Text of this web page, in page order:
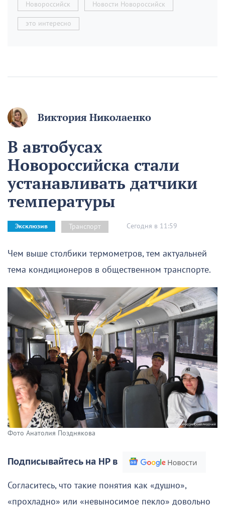
Новороссийск Новости Новороссийск
это интересно
Виктория Николаенко
В автобусах
Новороссийска стали
устанавливать датчики
температуры
Эксклюзив Транспорт Сегодня в 11:59
Чем выше столбики термометров, тем актуальней
тема кондиционеров в общественном транспорте.
Фото Анатолия Позднякова
Подписывайтесь на НР в
Согласитесь, что такие понятия как «душно»,
«прохладно» или «невыносимое пекло» довольно